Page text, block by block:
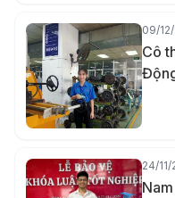
09/
Cô
gần
24/11/